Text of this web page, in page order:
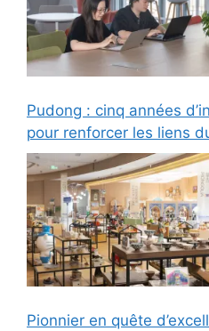
Pudong : cinq années
pour renforcer les liens
Pionnier en quête